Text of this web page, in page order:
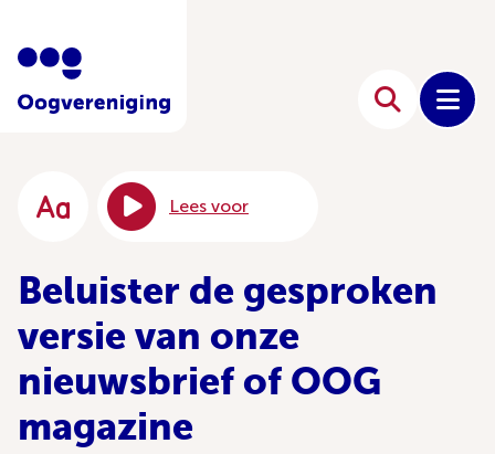
Lees voor
Beluister de gesproken
versie van onze
nieuwsbrief of OOG
magazine